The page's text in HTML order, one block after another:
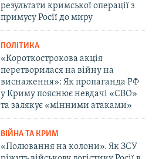
результати кримської операції з
примусу Росії до миру
ПОЛІТИКА
«Короткострокова акція
перетворилася на війну на
виснаження»: Як пропаганда РФ
у Криму пояснює невдачі «СВО»
та залякує «мінними атаками»
ВІЙНА ТА КРИМ
«Полювання на колони». Як ЗСУ